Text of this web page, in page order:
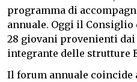
programma di
annuale. Oggi il
28 giovani provenienti
integrante delle strutture
Il forum annuale coincide